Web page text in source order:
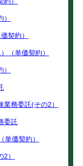
契約）
（単価契約）
務委託(その2）
委託
価契約）
）